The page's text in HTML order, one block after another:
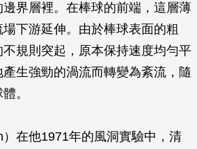
界層裡。在棒球的前端，這層薄
下游延伸。由於棒球表面的粗
規則突起，原本保持速度均勻平
生強勁的渦流而轉變為紊流，隨
。
在他1971年的風洞實驗中，清